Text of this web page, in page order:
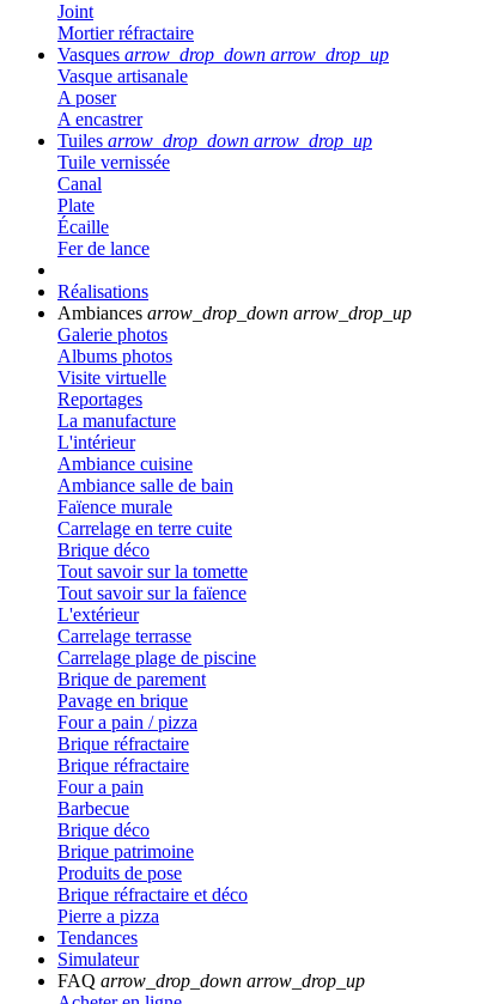
Joint
Mortier réfractaire
Vasques arrow_drop_down arrow_drop_up
Vasque artisanale
A poser
A encastrer
Tuiles arrow_drop_down arrow_drop_up
Tuile vernissée
Canal
Plate
Écaille
Fer de lance
Réalisations
Ambiances arrow_drop_down arrow_drop_up
Galerie photos
Albums photos
Visite virtuelle
Reportages
La manufacture
L'intérieur
Ambiance cuisine
Ambiance salle de bain
Faïence murale
Carrelage en terre cuite
Brique déco
Tout savoir sur la tomette
Tout savoir sur la faïence
L'extérieur
Carrelage terrasse
Carrelage plage de piscine
Brique de parement
Pavage en brique
Four a pain / pizza
Brique réfractaire
Brique réfractaire
Four a pain
Barbecue
Brique déco
Brique patrimoine
Produits de pose
Brique réfractaire et déco
Pierre a pizza
Tendances
Simulateur
FAQ arrow_drop_down arrow_drop_up